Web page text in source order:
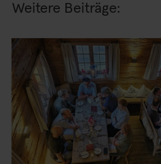
Weitere Beiträge: